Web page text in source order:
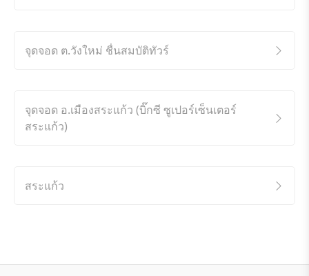
จุดจอด ต.วังใหม่ ชื่นสมบัติทัวร์
จุดจอด อ.เมืองสระแก้ว (บิ๊กซี ซูเปอร์เซ็นเตอร์
สระแก้ว)
สระแก้ว